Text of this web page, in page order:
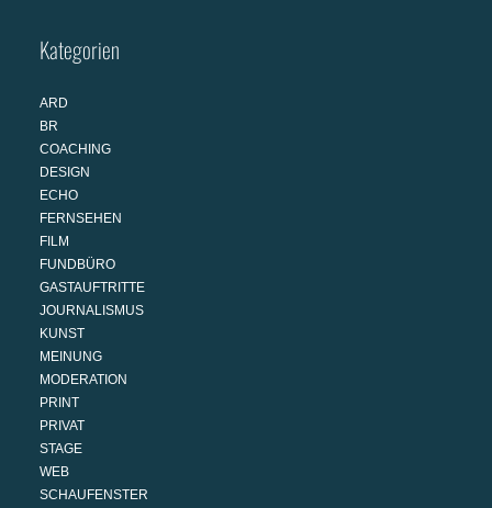
Kategorien
ARD
BR
COACHING
DESIGN
ECHO
FERNSEHEN
FILM
FUNDBÜRO
GASTAUFTRITTE
JOURNALISMUS
KUNST
MEINUNG
MODERATION
PRINT
PRIVAT
STAGE
WEB
SCHAUFENSTER